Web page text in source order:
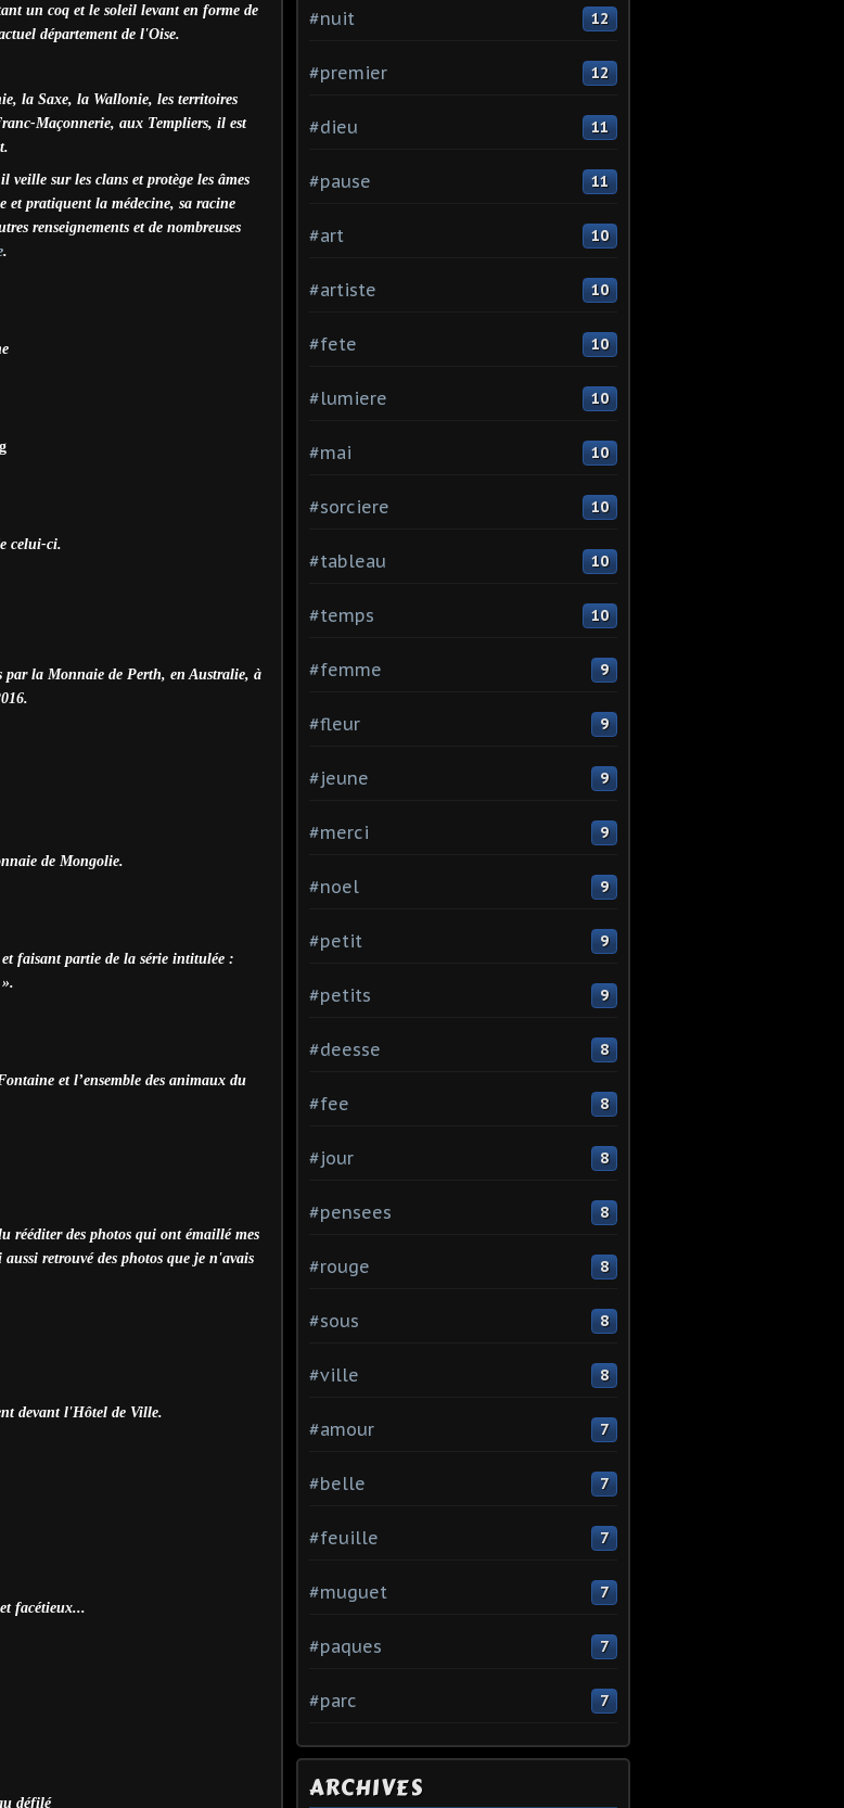
un coq et le soleil levant en forme de
département de l'Oise.
la Saxe, la Wallonie, les territoires
Maçonnerie, aux Templiers, il est
veille sur les clans et protège les âmes
et pratiquent la médecine, sa racine
renseignements et de nombreuses
.
celui-ci.
par la Monnaie de Perth, en Australie, à
de Mongolie.
faisant partie de la série intitulée :
et l’ensemble des animaux du
rééditer des photos qui ont émaillé mes
retrouvé des photos que je n'avais
devant l'Hôtel de Ville.
facétieux...
défilé
#nuit 12
#premier 12
#dieu 11
#pause 11
#art 10
#artiste 10
#fete 10
#lumiere 10
#mai 10
#sorciere 10
#tableau 10
#temps 10
#femme 9
#fleur 9
#jeune 9
#merci 9
#noel 9
#petit 9
#petits 9
#deesse 8
#fee 8
#jour 8
#pensees 8
#rouge 8
#sous 8
#ville 8
#amour 7
#belle 7
#feuille 7
#muguet 7
#paques 7
#parc 7
ARCHIVES